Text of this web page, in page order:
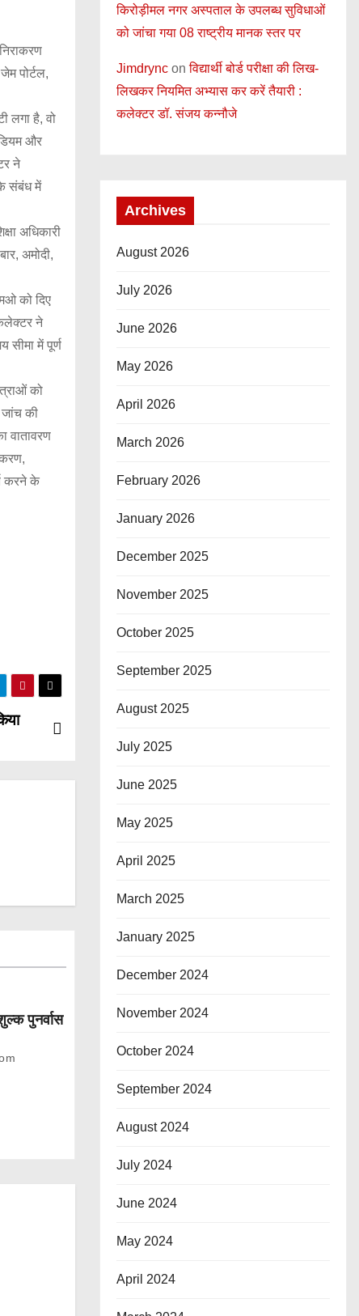
पोर्टल,
लगा है, वो
और
ने
के संबंध में
अधिकारी
अमोदी,
को दिए
ने
सीमा में पूर्ण
को
जांच की
वातावरण
करने के
पुनर्वास
किरोड़ीमल नगर अस्पताल के उपलब्ध सुविधाओं
को जांचा गया 08 राष्ट्रीय मानक स्तर पर
Jimdrync onविद्यार्थी बोर्ड परीक्षा की लिख-
लिखकर नियमित अभ्यास कर करें तैयारी :
कलेक्टर डॉ. संजय कन्नौजे
Archives
August 2026
July 2026
June 2026
May 2026
April 2026
March 2026
February 2026
January 2026
December 2025
November 2025
October 2025
September 2025
August 2025
July 2025
June 2025
May 2025
April 2025
March 2025
January 2025
December 2024
November 2024
October 2024
September 2024
August 2024
July 2024
June 2024
May 2024
April 2024